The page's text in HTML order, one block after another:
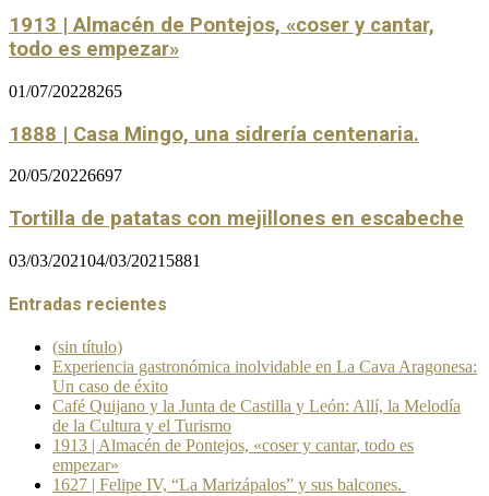
1913 | Almacén de Pontejos, «coser y cantar,
todo es empezar»
01/07/20228265
1888 | Casa Mingo, una sidrería centenaria.
20/05/20226697
Tortilla de patatas con mejillones en escabeche
03/03/202104/03/2021 5881
Entradas recientes
(sin título)
Experiencia gastronómica inolvidable en La Cava Aragonesa:
Un caso de éxito
Café Quijano y la Junta de Castilla y León: Allí, la Melodía
de la Cultura y el Turismo
1913 | Almacén de Pontejos, «coser y cantar, todo es
empezar»
1627 | Felipe IV, “La Marizápalos” y sus balcones.